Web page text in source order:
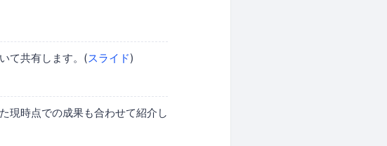
て共有します。(スライド)
現時点での成果も合わせて紹介し